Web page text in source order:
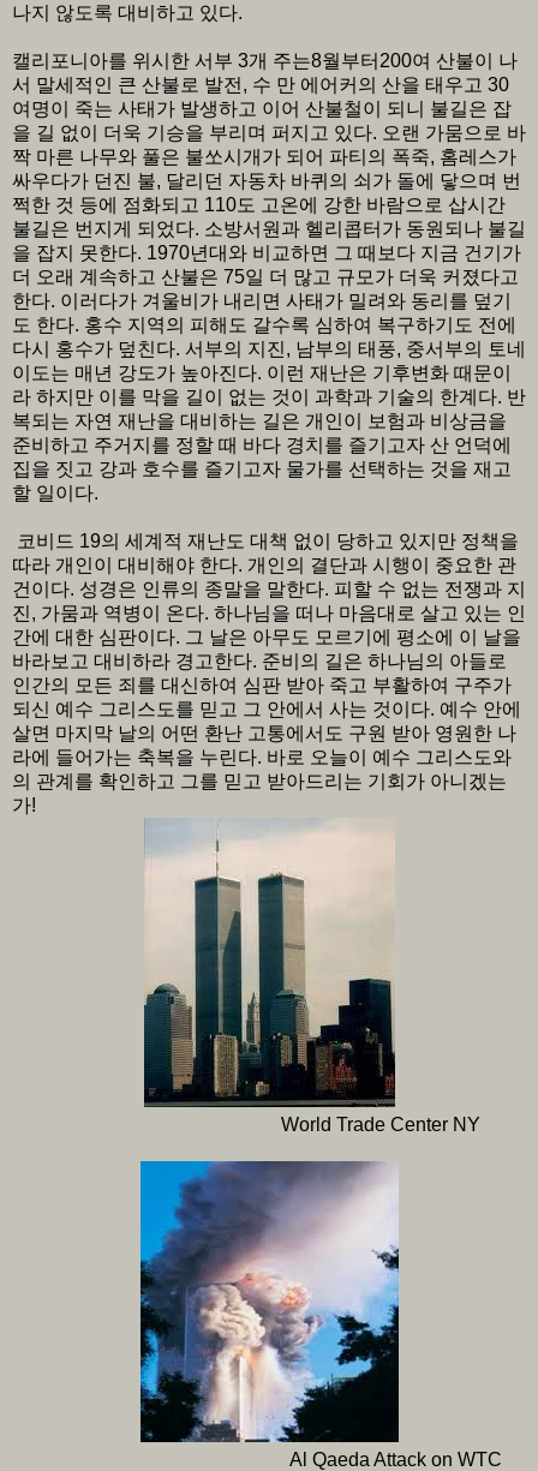
나지 않도록 대비하고 있다.
캘리포니아를 위시한 서부 3개 주는8월부터200여 산불이 나
서 말세적인 큰 산불로 발전, 수 만 에어커의 산을 태우고 30
여명이 죽는 사태가 발생하고 이어 산불철이 되니 불길은 잡
을 길 없이 더욱 기승을 부리며 퍼지고 있다. 오랜 가뭄으로 바
짝 마른 나무와 풀은 불쏘시개가 되어 파티의 폭죽, 홈레스가
싸우다가 던진 불, 달리던 자동차 바퀴의 쇠가 돌에 닿으며 번
쩍한 것 등에 점화되고 110도 고온에 강한 바람으로 삽시간
불길은 번지게 되었다. 소방서원과 헬리콥터가 동원되나 불길
을 잡지 못한다. 1970년대와 비교하면 그 때보다 지금 건기가
더 오래 계속하고 산불은 75일 더 많고 규모가 더욱 커졌다고
한다. 이러다가 겨울비가 내리면 사태가 밀려와 동리를 덮기
도 한다. 홍수 지역의 피해도 갈수록 심하여 복구하기도 전에
다시 홍수가 덮친다. 서부의 지진, 남부의 태풍, 중서부의 토네
이도는 매년 강도가 높아진다. 이런 재난은 기후변화 때문이
라 하지만 이를 막을 길이 없는 것이 과학과 기술의 한계다. 반
복되는 자연 재난을 대비하는 길은 개인이 보험과 비상금을
준비하고 주거지를 정할 때 바다 경치를 즐기고자 산 언덕에
집을 짓고 강과 호수를 즐기고자 물가를 선택하는 것을 재고
할 일이다.
코비드 19의 세계적 재난도 대책 없이 당하고 있지만 정책을
따라 개인이 대비해야 한다. 개인의 결단과 시행이 중요한 관
건이다. 성경은 인류의 종말을 말한다. 피할 수 없는 전쟁과 지
진, 가뭄과 역병이 온다. 하나님을 떠나 마음대로 살고 있는 인
간에 대한 심판이다. 그 날은 아무도 모르기에 평소에 이 날을
바라보고 대비하라 경고한다. 준비의 길은 하나님의 아들로
인간의 모든 죄를 대신하여 심판 받아 죽고 부활하여 구주가
되신 예수 그리스도를 믿고 그 안에서 사는 것이다. 예수 안에
살면 마지막 날의 어떤 환난 고통에서도 구원 받아 영원한 나
라에 들어가는 축복을 누린다. 바로 오늘이 예수 그리스도와
의 관계를 확인하고 그를 믿고 받아드리는 기회가 아니겠는
가!
World Trade Center NY
Al Qaeda Attack on WTC